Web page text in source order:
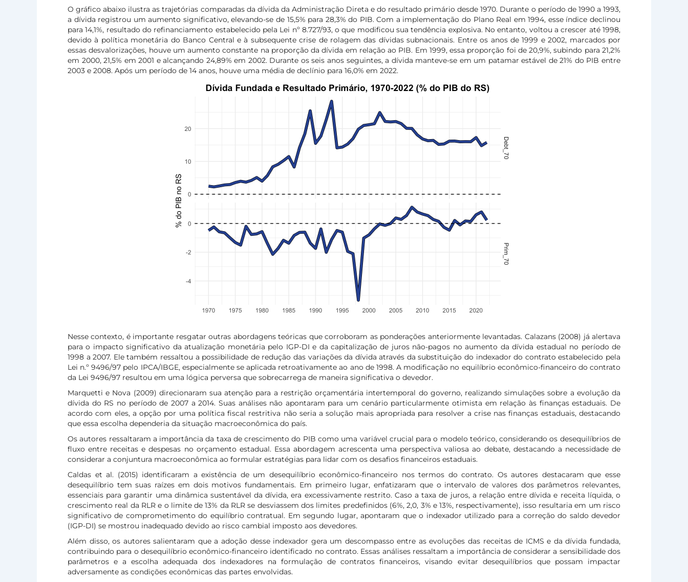
O gráfico abaixo ilustra as trajetórias comparadas da dívida da Administração Direta e do resultado primário desde 1970. Durante o período de 1990 a 1993,
a dívida registrou um aumento significativo, elevando-se de 15,5% para 28,3% do PIB. Com a implementação do Plano Real em 1994, esse índice declinou
para 14,1%, resultado do refinanciamento estabelecido pela Lei nº 8.727/93, o que modificou sua tendência explosiva. No entanto, voltou a crescer até 1998,
devido à política monetária do Banco Central e à subsequente crise de rolagem das dívidas subnacionais. Entre os anos de 1999 e 2002, marcados por
essas desvalorizações, houve um aumento constante na proporção da dívida em relação ao PIB. Em 1999, essa proporção foi de 20,9%, subindo para 21,2%
em 2000, 21,5% em 2001 e alcançando 24,89% em 2002. Durante os seis anos seguintes, a dívida manteve-se em um patamar estável de 21% do PIB entre
2003 e 2008. Após um período de 14 anos, houve uma média de declínio para 16,0% em 2022.
Nesse contexto, é importante resgatar outras abordagens teóricas que corroboram as ponderações anteriormente levantadas. Calazans (2008) já alertava
para o impacto significativo da atualização monetária pelo IGP-DI e da capitalização de juros não-pagos no aumento da dívida estadual no período de
1998 a 2007. Ele também ressaltou a possibilidade de redução das variações da dívida através da substituição do indexador do contrato estabelecido pela
Lei n.º 9496/97 pelo IPCA/IBGE, especialmente se aplicada retroativamente ao ano de 1998. A modificação no equilíbrio econômico-financeiro do contrato
da Lei 9496/97 resultou em uma lógica perversa que sobrecarrega de maneira significativa o devedor.
Marquetti e Nova (2009) direcionaram sua atenção para a restrição orçamentária intertemporal do governo, realizando simulações sobre a evolução da
dívida do RS no período de 2007 a 2014. Suas análises não apontaram para um cenário particularmente otimista em relação às finanças estaduais. De
acordo com eles, a opção por uma política fiscal restritiva não seria a solução mais apropriada para resolver a crise nas finanças estaduais, destacando
que essa escolha dependeria da situação macroeconômica do país.
Os autores ressaltaram a importância da taxa de crescimento do PIB como uma variável crucial para o modelo teórico, considerando os desequilíbrios de
fluxo entre receitas e despesas no orçamento estadual. Essa abordagem acrescenta uma perspectiva valiosa ao debate, destacando a necessidade de
considerar a conjuntura macroeconômica ao formular estratégias para lidar com os desafios financeiros estaduais.
Caldas et al. (2015) identificaram a existência de um desequilíbrio econômico-financeiro nos termos do contrato. Os autores destacaram que esse
desequilíbrio tem suas raízes em dois motivos fundamentais. Em primeiro lugar, enfatizaram que o intervalo de valores dos parâmetros relevantes,
essenciais para garantir uma dinâmica sustentável da dívida, era excessivamente restrito. Caso a taxa de juros, a relação entre dívida e receita líquida, o
crescimento real da RLR e o limite de 13% da RLR se desviassem dos limites predefinidos (6%, 2,0, 3% e 13%, respectivamente), isso resultaria em um risco
significativo de comprometimento do equilíbrio contratual. Em segundo lugar, apontaram que o indexador utilizado para a correção do saldo devedor
(IGP-DI) se mostrou inadequado devido ao risco cambial imposto aos devedores.
Além disso, os autores salientaram que a adoção desse indexador gera um descompasso entre as evoluções das receitas de ICMS e da dívida fundada,
contribuindo para o desequilíbrio econômico-financeiro identificado no contrato. Essas análises ressaltam a importância de considerar a sensibilidade dos
parâmetros e a escolha adequada dos indexadores na formulação de contratos financeiros, visando evitar desequilíbrios que possam impactar
adversamente as condições econômicas das partes envolvidas.